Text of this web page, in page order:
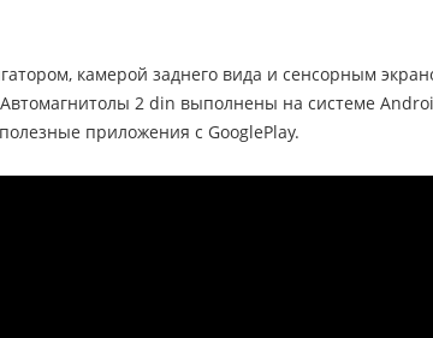
камерой заднего вида и сенсорным
2 din выполнены на системе
приложения с GooglePlay.